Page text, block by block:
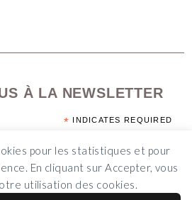
pour les statistiques et pour
En cliquant sur Accepter, vous
utilisation des cookies.
À LA NEWSLETTER
* INDICATES REQUIRED